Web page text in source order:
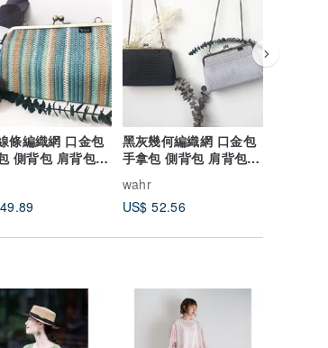
條編織網 口金包
側背包 肩背包
編織包
黑灰幾何編織網 口金包
手拿包 側背包 肩背包
隨身包 編織包
wahr
US$ 52.56